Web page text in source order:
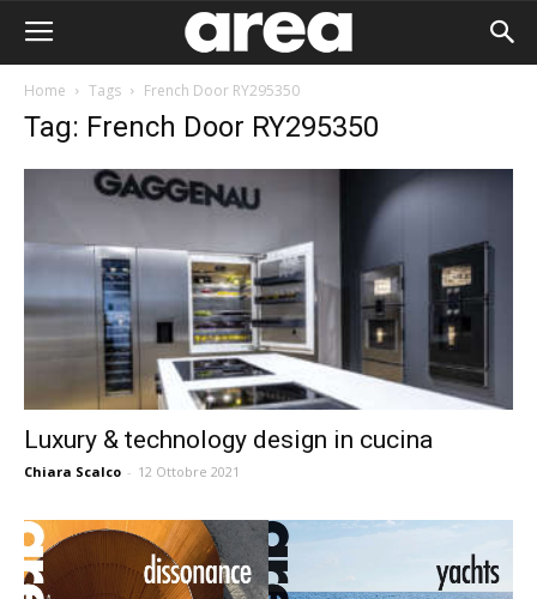
Home Tags French Door RY295350
Tag: French Door RY295350
Luxury & technology design in cucina
Chiara Scalco - 12 Ottobre 2021